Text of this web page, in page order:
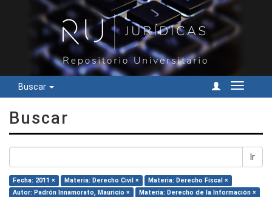
Buscar
Cambiar
Buscar
Ir
Fecha: 2011 × Materia: Derecho Civil ×
Materia: Derecho Fiscal ×
Autor: Padrón Innamorato, Mauricio ×
Materia: Derecho de la Información ×